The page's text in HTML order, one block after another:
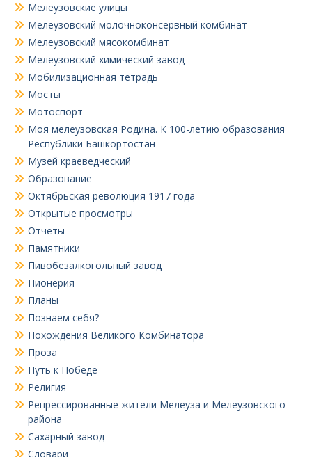
Мелеузовские улицы
Мелеузовский молочноконсервный комбинат
Мелеузовский мясокомбинат
Мелеузовский химический завод
Мобилизационная тетрадь
Мосты
Мотоспорт
Моя мелеузовская Родина. К 100-летию образования
Республики Башкортостан
Музей краеведческий
Образование
Октябрьская революция 1917 года
Открытые просмотры
Отчеты
Памятники
Пивобезалкогольный завод
Пионерия
Планы
Познаем себя?
Похождения Великого Комбинатора
Проза
Путь к Победе
Религия
Репрессированные жители Мелеуза и Мелеузовского
района
Сахарный завод
Словари